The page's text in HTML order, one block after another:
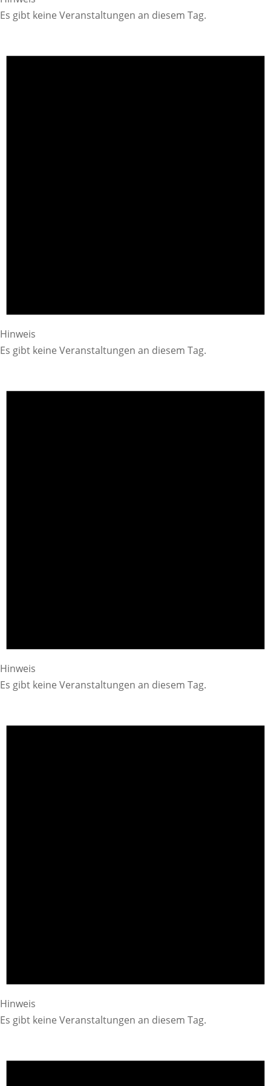
Es gibt keine Veranstaltungen an diesem Tag.
Hinweis
Es gibt keine Veranstaltungen an diesem Tag.
Hinweis
Es gibt keine Veranstaltungen an diesem Tag.
Hinweis
Es gibt keine Veranstaltungen an diesem Tag.